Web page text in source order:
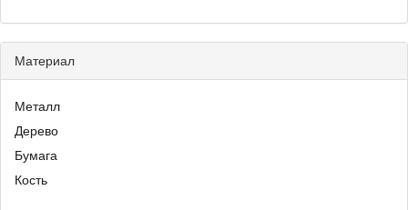
Материал
Металл
Дерево
Бумага
Кость